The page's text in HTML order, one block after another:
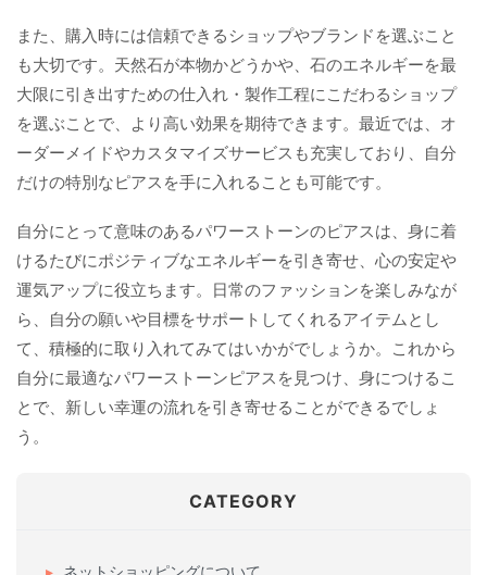
また、購入時には信頼できるショップやブランドを選ぶこと
も大切です。天然石が本物かどうかや、石のエネルギーを最
大限に引き出すための仕入れ・製作工程にこだわるショップ
を選ぶことで、より高い効果を期待できます。最近では、オ
ーダーメイドやカスタマイズサービスも充実しており、自分
だけの特別なピアスを手に入れることも可能です。
自分にとって意味のあるパワーストーンのピアスは、身に着
けるたびにポジティブなエネルギーを引き寄せ、心の安定や
運気アップに役立ちます。日常のファッションを楽しみなが
ら、自分の願いや目標をサポートしてくれるアイテムとし
て、積極的に取り入れてみてはいかがでしょうか。これから
自分に最適なパワーストーンピアスを見つけ、身につけるこ
とで、新しい幸運の流れを引き寄せることができるでしょ
う。
CATEGORY
ネットショッピングについて